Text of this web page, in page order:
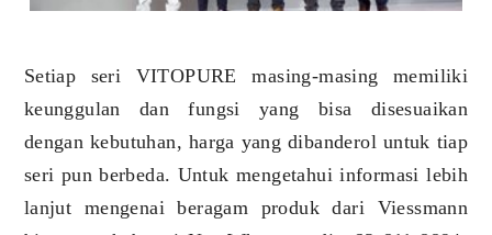
Setiap seri VITOPURE masing-masing memiliki
keunggulan dan fungsi yang bisa disesuaikan
dengan kebutuhan, harga yang dibanderol untuk tiap
seri pun berbeda. Untuk mengetahui informasi lebih
lanjut mengenai beragam produk dari Viessmann